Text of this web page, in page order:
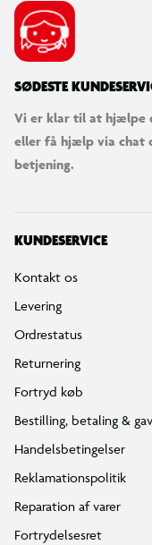
SØDESTE
Vi er klar til at hjælpe
eller få hjælp via chat
betjening.
KUNDESERVICE
Kontakt os
Levering
Ordrestatus
Returnering
Fortryd køb
Bestilling, betaling &
Handelsbetingelser
Reklamationspolitik
Reparation af varer
Fortrydelsesret